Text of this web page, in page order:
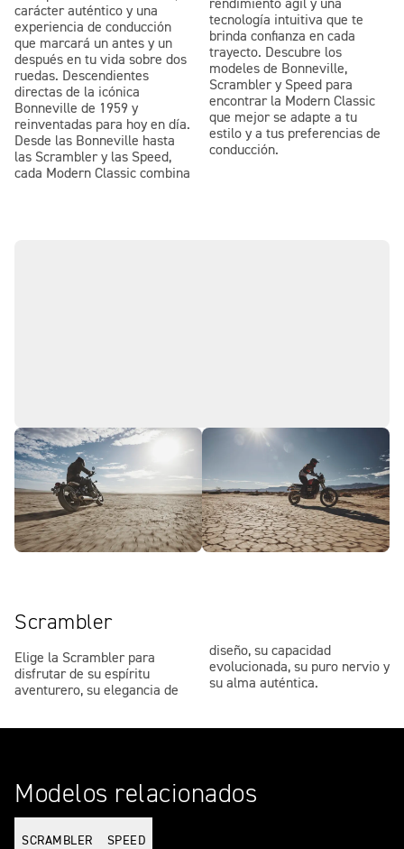
carácter auténtico y una
experiencia de conducción
que marcará un antes y un
después en tu vida sobre dos
ruedas. Descendientes
directas de la icónica
Bonneville de 1959 y
reinventadas para hoy en día.
Desde las Bonneville hasta
las Scrambler y las Speed,
cada Modern Classic combina
rendimiento ágil y una
tecnología intuitiva que te
brinda confianza en cada
trayecto. Descubre los
modeles de Bonneville,
Scrambler y Speed para
encontrar la Modern Classic
que mejor se adapte a tu
estilo y a tus preferencias de
conducción.
Scrambler
Elige la Scrambler para
disfrutar de su espíritu
aventurero, su elegancia de
diseño, su capacidad
evolucionada, su puro nervio y
su alma auténtica.
Modelos relacionados
SCRAMBLER SPEED